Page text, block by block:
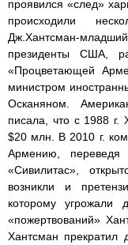
проявился «след»
происходили
Дж.Хантсман-
президенты США,
«Процветающей
министром
Осканяном.
писала, что с 1988 г.
$20 млн. В 2010 г.
Армению, переведя
«Сивилитас»,
возникли и
которому угрожали
«пожертвований»
Хантсман прекратил